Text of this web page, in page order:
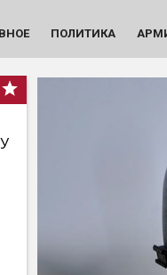
ПОЛИТИКА